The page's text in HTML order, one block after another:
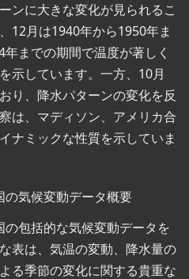
ンに大きな変化が見られるこ
12月は1940年から1950年ま
までの期間で温度が著しく
示しています。一方、10月
り、降水パターンの変化を反
は、マディソン、アメリカ合
ナミックな性質を示していま
の気候変動データ概要
包括的な気候変動データを
表は、気温の変動、降水量の
る季節の変化に関する貴重な